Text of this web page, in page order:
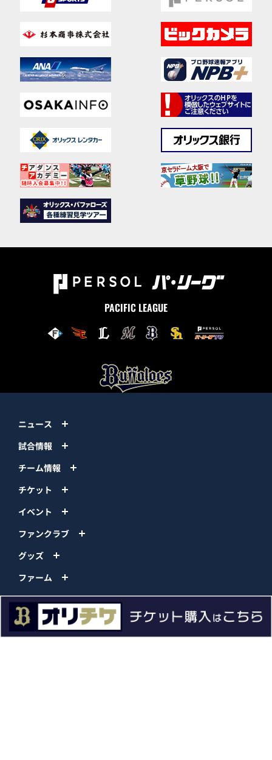
PACIFIC LEAGUE
ニュース
試合情報
チーム情報
チケット
イベント
ファンクラブ
グッズ
ファーム
エンタメ
スタジアム